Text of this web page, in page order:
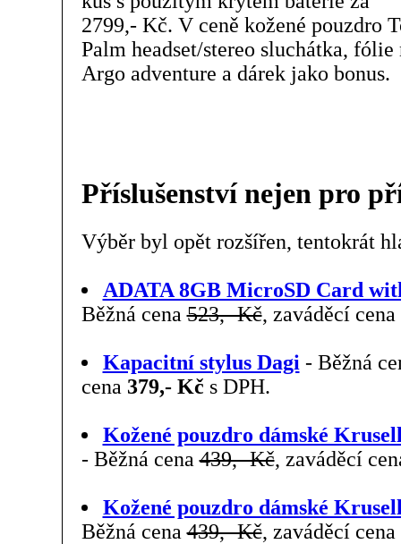
2799,- Kč. V ceně kožené pouzdro
Palm headset/stereo sluchátka,
Argo adventure a dárek jako bonus.
Příslušenství nejen pro
Výběr byl opět rozšířen, tentokrát
ADATA 8GB MicroSD Card
Běžná cena523,- Kč, zaváděcí cena
Kapacitní stylus Dagi - Běžná
cena 379,- Kč s DPH.
Kožené pouzdro dámské
- Běžná cena439,- Kč, zaváděcí
Kožené pouzdro dámské
Běžná cena439,- Kč, zaváděcí cena